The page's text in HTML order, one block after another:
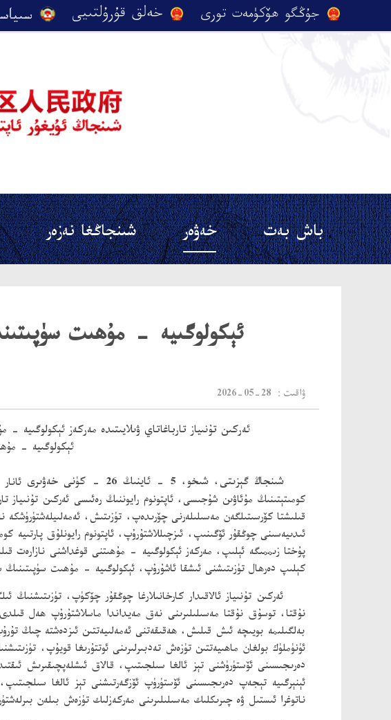
باش بەت خەۋەر شىنجاڭغا نەزەر
​ئېكولوگىيە - مۇھىت
2026-05-28 ：ۋاقىت
ئەركىن تۇنىياز تارباغاتاي ۋىلايىتىدە مەركەز
ئېكولوگىيە -
شىنجاڭ گېزىتى، شىخو، 5 - ئاينىڭ 26 - كۈنى خەۋىرى
كومىتېتىنىڭ مۇئاۋىن شۇجىسى، ئاپتونوم رايوننىڭ رەئىسى ئەركىن
قىلىشتا كۆرسىتىلگەن مەسىلىلەرنى چۆرىدەپ، تۈزىتىش،
ئىدىيەسىنى چوڭقۇر ئۆگىنىپ، ئىزچىللاشتۇرۇپ، ئاپتونوم رايونلۇق
پۇختا زىممىگە ئېلىپ، مەركەز ئېكولوگىيە - مۇھىتنى قوغداشنى نازارەت
كېلىپ دەرھال تۈزىتىشنى ئىشقا ئاشۇرۇپ، ئېكولوگىيە - مۇھىت
ئەركىن تۇنىياز ئالاقىدار كارخانىلارغا چوڭقۇر چۆكۈپ،
نۇقتا، توسۇق نۇقتا مەسىلىلىرىنى نەق مەيداندا ماسلاشتۇرۇپ ھەل
بەلگىلىمە بويىچە ئىش قىلىش، ھەقىقەتنى ئەمەلىيەتتىن ئىزدەشتە چىڭ
ئۈنۈملۈك بولغان ماھىيەتتىن تۈزەش تەدبىرلىرىنى ئوتتۇرىغا قويۇپ،
دەرىجىسىنى ئۆستۈرۈشنى تېز ئالغا سىلجىتىپ، قالاق ئىشلەپچىقىرىش
ئېنېرگىيە تېجەپ دەرىجىسىنى ئۆستۈرۈپ ئۆزگەرتىشنى تېز ئالغا
ناتوغرا ئىستىل ۋە چىرىكلىك مەسىلىلىرىنى مەركەزلىك تۈزەش بىلەن